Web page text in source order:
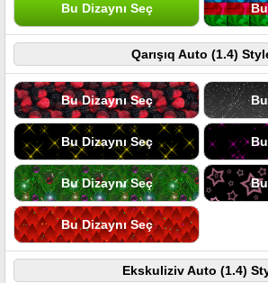
Bu Dizaynı Seç
Qarışıq Auto (1.4)
Bu Dizaynı Seç
Bu Dizaynı Seç
Bu Dizaynı Seç
Bu Dizaynı Seç
Ekskuliziv Auto (1.4)